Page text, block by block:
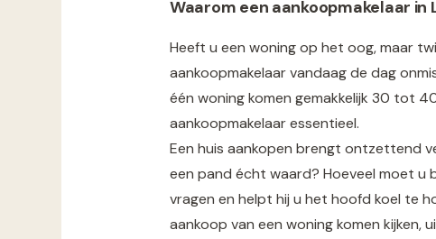
Waarom een aankoopmakelaar
Heeft u een woning op het oog, maar
aankoopmakelaar vandaag de dag
één woning komen gemakkelijk 30 tot
aankoopmakelaar essentieel.
Een huis aankopen brengt ontzettend
een pand écht waard? Hoeveel moet u
vragen en helpt hij u het hoofd koel te
aankoop van een woning komen kijken,